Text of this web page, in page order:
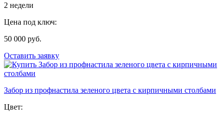
2 недели
Цена под ключ:
50 000 руб.
Оставить заявку
Забор из профнастила зеленого цвета с кирпичными столбами
Цвет: